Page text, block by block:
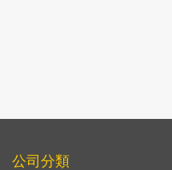
公司分類